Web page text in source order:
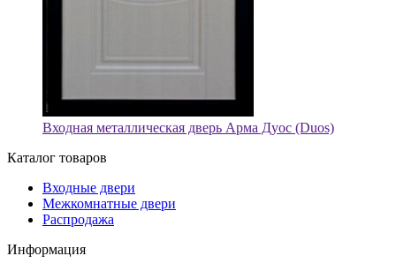
Входная металлическая дверь Арма Дуос (Duos)
Каталог товаров
Входные двери
Межкомнатные двери
Распродажа
Информация